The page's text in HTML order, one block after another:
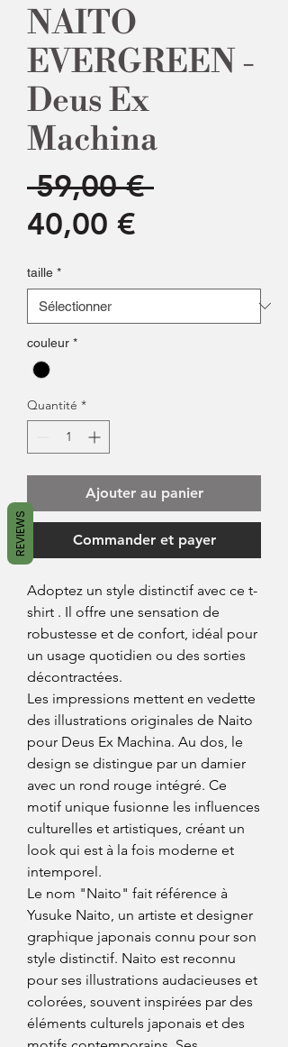
NAITO
EVERGREEN -
Deus Ex
Machina
59,00 € Prix
40,00 €
taille *
couleur *
Quantité *
Ajouter au panier
Commander et payer
Adoptez un style distinctif avec ce t-
shirt . Il offre une sensation de
robustesse et de confort, idéal pour
un usage quotidien ou des sorties
décontractées.
Les impressions mettent en vedette
des illustrations originales de Naito
pour Deus Ex Machina. Au dos, le
design se distingue par un damier
avec un rond rouge intégré. Ce
motif unique fusionne les influences
culturelles et artistiques, créant un
look qui est à la fois moderne et
intemporel.
Le nom "Naito" fait référence à
Yusuke Naito, un artiste et designer
graphique japonais connu pour son
style distinctif. Naito est reconnu
pour ses illustrations audacieuses et
colorées, souvent inspirées par des
éléments culturels japonais et des
REVIEWS